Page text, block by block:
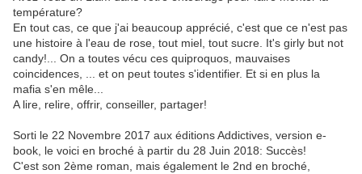
température?
En tout cas, ce que j'ai beaucoup apprécié, c'est que ce n'est pas
une histoire à l'eau de rose, tout miel, tout sucre. It's girly but not
candy!... On a toutes vécu ces quiproquos, mauvaises
coincidences, ... et on peut toutes s'identifier. Et si en plus la
mafia s'en mêle...
A lire, relire, offrir, conseiller, partager!
Sorti le 22 Novembre 2017 aux éditions Addictives, version e-
book, le voici en broché à partir du 28 Juin 2018: Succès!
C'est son 2ème roman, mais également le 2nd en broché,